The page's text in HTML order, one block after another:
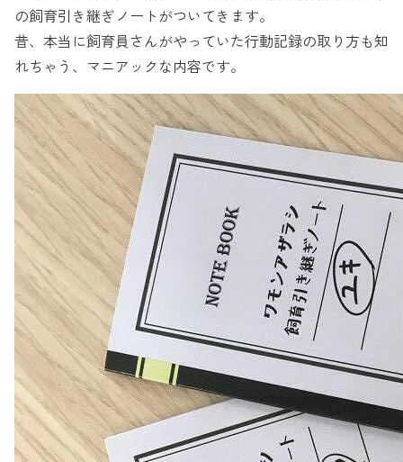
の飼育引き継ぎノートがついてきます。
昔、本当に飼育員さんがやっていた行動記録の取り方も知
れちゃう、マニアックな内容です。